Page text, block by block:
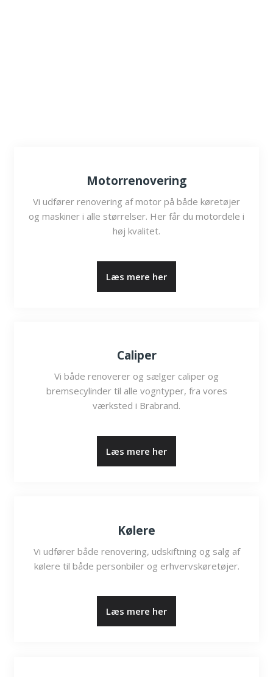
Motorrenovering
Vi udfører renovering af motor på både køretøjer
og maskiner i alle størrelser. Her får du motordele i
høj kvalitet.
​Læs mere her
Caliper
Vi både renoverer og sælger caliper og
bremsecylinder til alle vogntyper, fra vores
værksted i Brabrand.
​Læs mere her
Kølere
Vi udfører både renovering, udskiftning og salg af
kølere til både personbiler og erhvervskøretøjer.
​Læs mere her